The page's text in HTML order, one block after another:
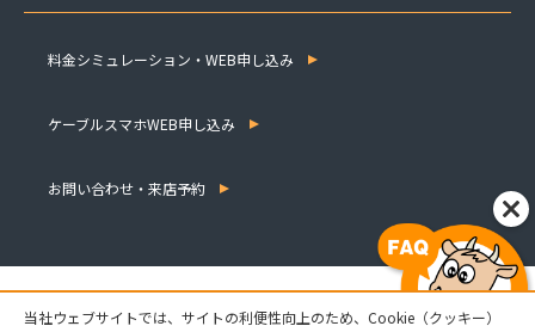
料金シミュレーション・WEB申し込み
ケーブルスマホWEB申し込み
お問い合わせ・来店予約
当社ウェブサイトでは、サイトの利便性向上のため、Cookie（クッキー）